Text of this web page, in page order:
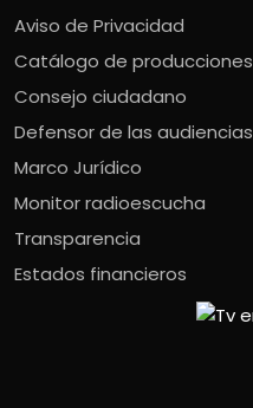
Aviso de Privacidad
Catálogo de producciones
Consejo ciudadano
Defensor de las audiencias
Marco Jurídico
Monitor radioescucha
Transparencia
Estados financieros